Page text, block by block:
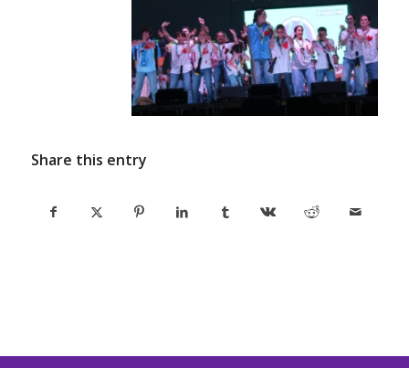
Share this entry